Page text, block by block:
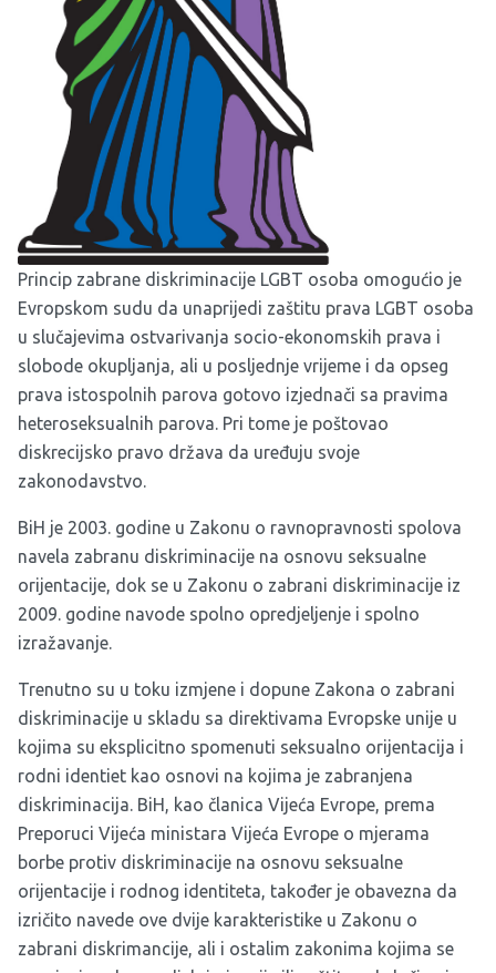
Princip zabrane diskriminacije LGBT osoba omogućio je
Evropskom sudu da unaprijedi zaštitu prava LGBT osoba
u slučajevima ostvarivanja socio-ekonomskih prava i
slobode okupljanja, ali u posljednje vrijeme i da opseg
prava istospolnih parova gotovo izjednači sa pravima
heteroseksualnih parova. Pri tome je poštovao
diskrecijsko pravo država da uređuju svoje
zakonodavstvo.
BiH je 2003. godine u Zakonu o ravnopravnosti spolova
navela zabranu diskriminacije na osnovu seksualne
orijentacije, dok se u Zakonu o zabrani diskriminacije iz
2009. godine navode spolno opredjeljenje i spolno
izražavanje.
Trenutno su u toku izmjene i dopune Zakona o zabrani
diskriminacije u skladu sa direktivama Evropske unije u
kojima su eksplicitno spomenuti seksualno orijentacija i
rodni identiet kao osnovi na kojima je zabranjena
diskriminacija. BiH, kao članica Vijeća Evrope, prema
Preporuci Vijeća ministara Vijeća Evrope o mjerama
borbe protiv diskriminacije na osnovu seksualne
orijentacije i rodnog identiteta, također je obavezna da
izričito navede ove dvije karakteristike u Zakonu o
zabrani diskrimancije, ali i ostalim zakonima kojima se